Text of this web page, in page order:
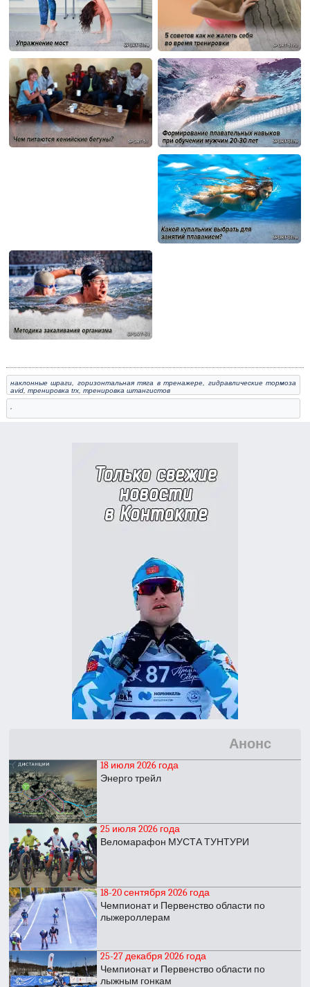
наклонные шраги горизонтальная тяга в тренажере
гидравлические тормоза
avid, тренировка trx, тренировка штангистов
Анонс
18 июля 2026 года
Энерго трейл
25 июля 2026 года
Веломарафон МУСТА ТУНТУРИ
18-20 сентября 2026 года
Чемпионат и Первенство области по
лыжероллерам
25-27 декабря 2026 года
Чемпионат и Первенство области по
лыжным гонкам